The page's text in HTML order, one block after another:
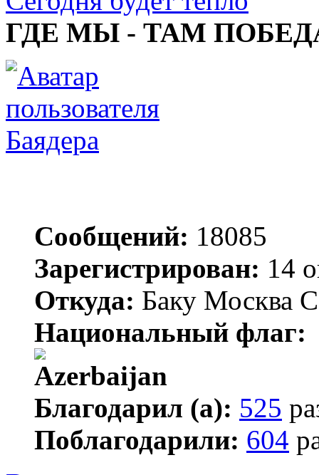
ГДЕ МЫ - ТАМ
Баядера
Сообщений: 18085
Зарегистрирован: 14
Откуда: Баку Москва
Национальный флаг:
Благодарил (а): 525
Поблагодарили: 604